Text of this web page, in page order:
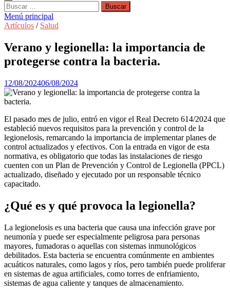
Buscar:
Menú principal
Artículos / Salud
Verano y legionella: la importancia de
protegerse contra la bacteria.
12/08/202406/08/2024
El pasado mes de julio, entró en vigor el Real Decreto 614/2024 que
estableció nuevos requisitos para la prevención y control de la
legionelosis, remarcando la importancia de implementar planes de
control actualizados y efectivos. Con la entrada en vigor de esta
normativa, es obligatorio que todas las instalaciones de riesgo
cuenten con un Plan de Prevención y Control de Legionella (PPCL)
actualizado, diseñado y ejecutado por un responsable técnico
capacitado.
¿Qué es y qué provoca la legionella?
La legionelosis es una bacteria que causa una infección grave por
neumonía y puede ser especialmente peligrosa para personas
mayores, fumadoras o aquellas con sistemas inmunológicos
debilitados. Esta bacteria se encuentra comúnmente en ambientes
acuáticos naturales, como lagos y ríos, pero también puede proliferar
en sistemas de agua artificiales, como torres de enfriamiento,
sistemas de agua caliente y tanques de almacenamiento.